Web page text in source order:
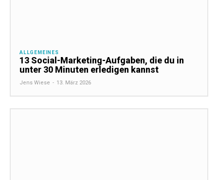
ALLGEMEINES
13 Social-Marketing-Aufgaben, die du in
unter 30 Minuten erledigen kannst
Jens Wiese - 13. März 2026